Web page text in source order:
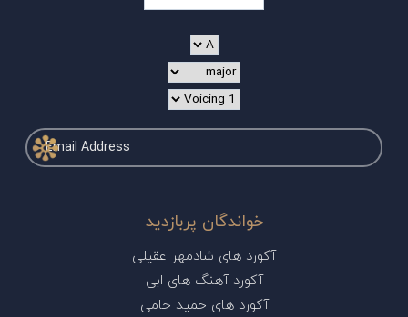
خواندگان پربازدید
آکورد های شادمهر عقیلی
آکورد آهنگ های ابی
آکورد های حمید حامی